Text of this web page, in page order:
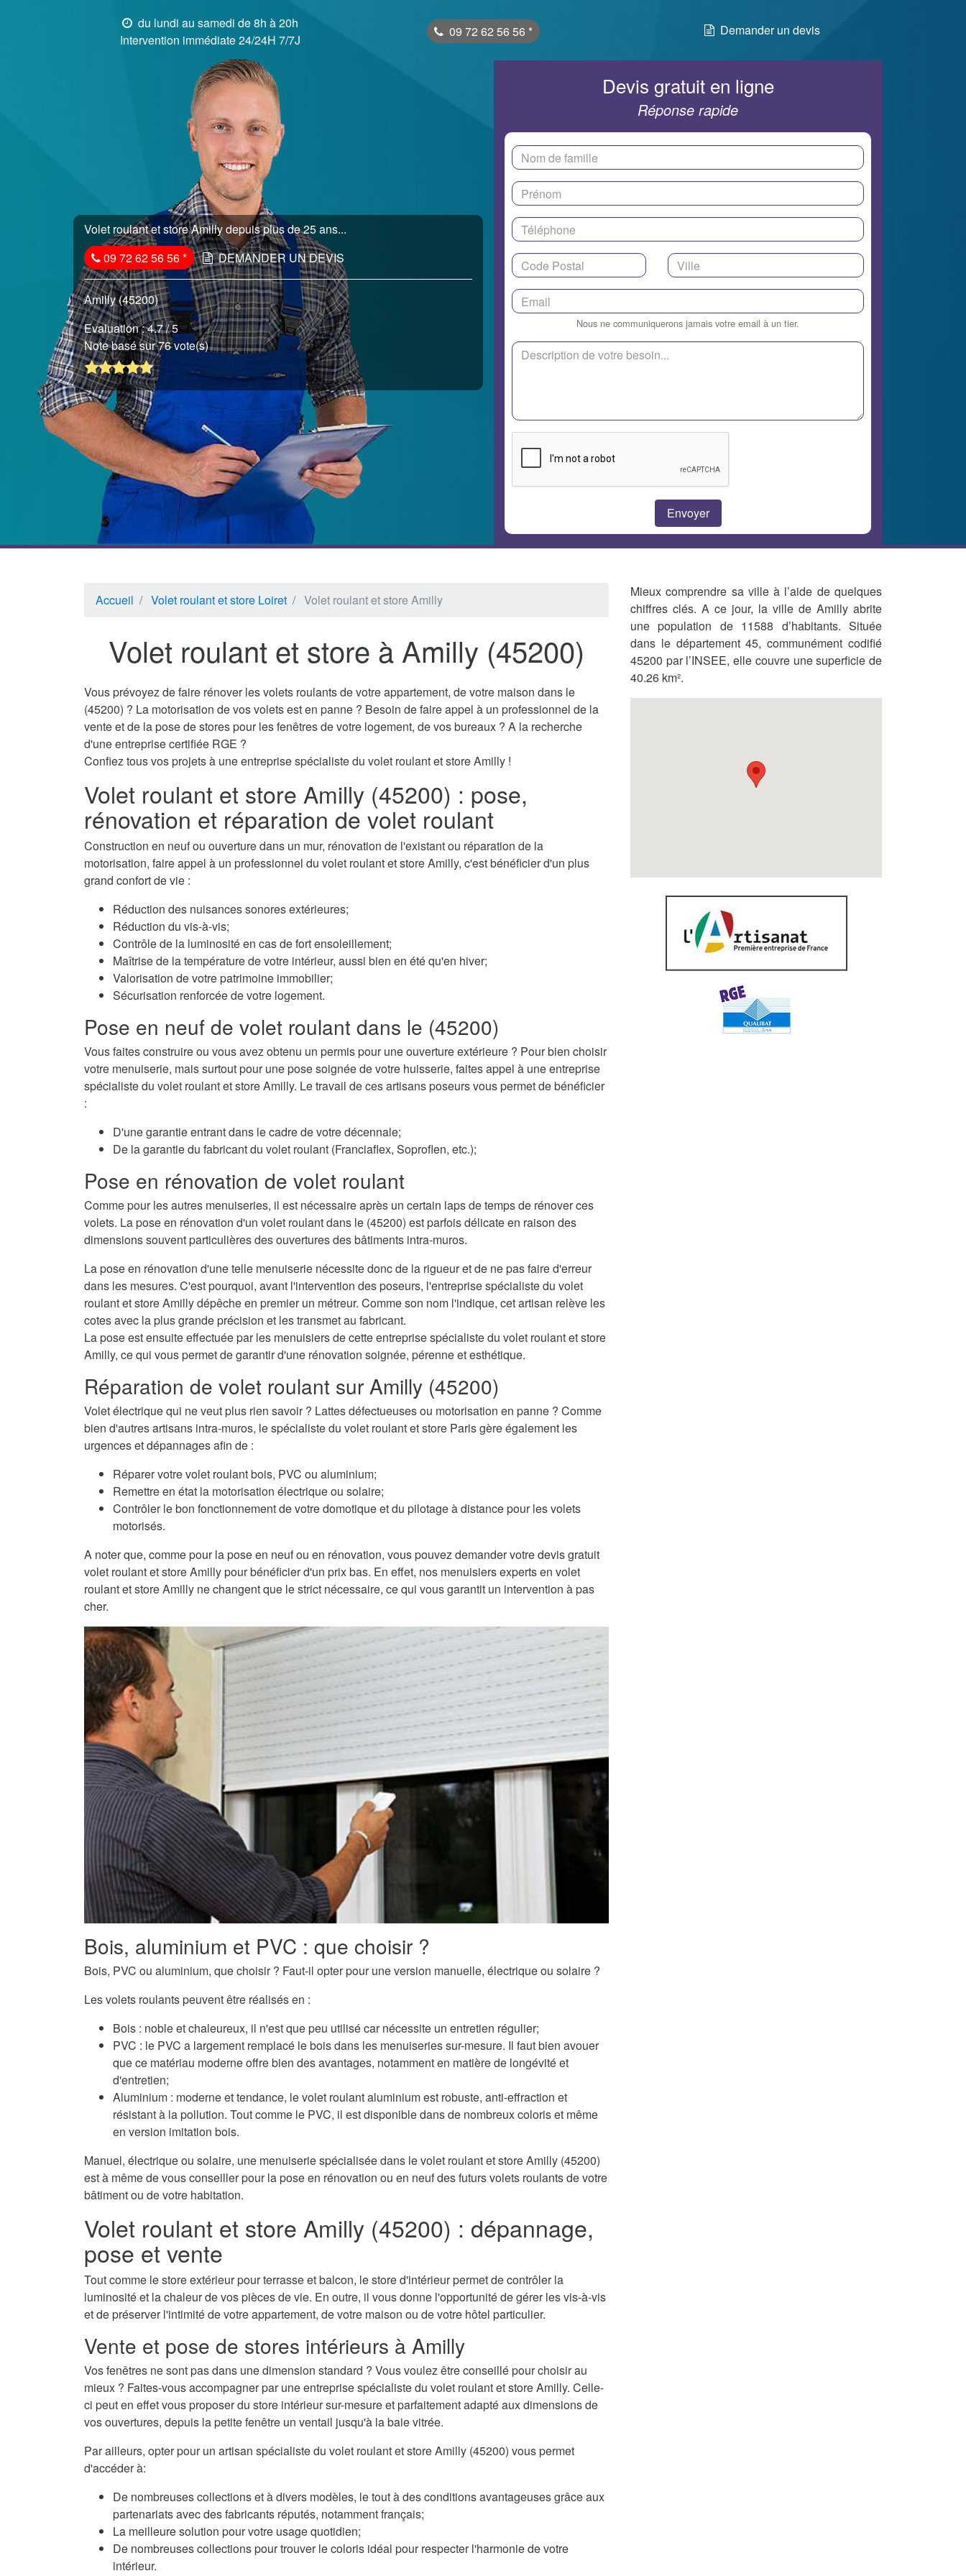
du lundi au samedi de 8h à 20h
Intervention immédiate 24/24H 7/7J
09 72 62 56 56 * Demander un devis
Volet roulant et store Amilly depuis plus de 25 ans...
09 72 62 56 56* DEMANDER UN DEVIS
Amilly (45200)
Evaluation :4.7/ 5
Note basé sur 76 vote(s)
Devis gratuit en ligne
Réponse rapide
Nous ne communiquerons jamais votre email à un tier.
Accueil Volet roulant et store Loiret Volet roulant et store Amilly
Volet roulant et store à Amilly (45200)
Vous prévoyez de faire rénover les volets roulants de votre appartement, de votre maison dans le
(45200) ? La motorisation de vos volets est en panne ? Besoin de faire appel à un professionnel de la
vente et de la pose de stores pour les fenêtres de votre logement, de vos bureaux ? A la recherche
d'une entreprise certifiée RGE ?
Confiez tous vos projets à une entreprise spécialiste du volet roulant et store Amilly !
Volet roulant et store Amilly (45200) : pose,
rénovation et réparation de volet roulant
Construction en neuf ou ouverture dans un mur, rénovation de l'existant ou réparation de la
motorisation, faire appel à un professionnel du volet roulant et store Amilly, c'est bénéficier d'un plus
grand confort de vie :
Réduction des nuisances sonores extérieures;
Réduction du vis-à-vis;
Contrôle de la luminosité en cas de fort ensoleillement;
Maîtrise de la température de votre intérieur, aussi bien en été qu'en hiver;
Valorisation de votre patrimoine immobilier;
Sécurisation renforcée de votre logement.
Pose en neuf de volet roulant dans le (45200)
Vous faites construire ou vous avez obtenu un permis pour une ouverture extérieure ? Pour bien choisir
votre menuiserie, mais surtout pour une pose soignée de votre huisserie, faites appel à une entreprise
spécialiste du volet roulant et store Amilly. Le travail de ces artisans poseurs vous permet de bénéficier
:
D'une garantie entrant dans le cadre de votre décennale;
De la garantie du fabricant du volet roulant (Franciaflex, Soproflen, etc.);
Pose en rénovation de volet roulant
Comme pour les autres menuiseries, il est nécessaire après un certain laps de temps de rénover ces
volets. La pose en rénovation d'un volet roulant dans le (45200) est parfois délicate en raison des
dimensions souvent particulières des ouvertures des bâtiments intra-muros.
La pose en rénovation d'une telle menuiserie nécessite donc de la rigueur et de ne pas faire d'erreur
dans les mesures. C'est pourquoi, avant l'intervention des poseurs, l'entreprise spécialiste du volet
roulant et store Amilly dépêche en premier un métreur. Comme son nom l'indique, cet artisan relève les
cotes avec la plus grande précision et les transmet au fabricant.
La pose est ensuite effectuée par les menuisiers de cette entreprise spécialiste du volet roulant et store
Amilly, ce qui vous permet de garantir d'une rénovation soignée, pérenne et esthétique.
Réparation de volet roulant sur Amilly (45200)
Volet électrique qui ne veut plus rien savoir ? Lattes défectueuses ou motorisation en panne ? Comme
bien d'autres artisans intra-muros, le spécialiste du volet roulant et store Paris gère également les
urgences et dépannages afin de :
Réparer votre volet roulant bois, PVC ou aluminium;
Remettre en état la motorisation électrique ou solaire;
Contrôler le bon fonctionnement de votre domotique et du pilotage à distance pour les volets
motorisés.
A noter que, comme pour la pose en neuf ou en rénovation, vous pouvez demander votre devis gratuit
volet roulant et store Amilly pour bénéficier d'un prix bas. En effet, nos menuisiers experts en volet
roulant et store Amilly ne changent que le strict nécessaire, ce qui vous garantit un intervention à pas
cher.
Bois, aluminium et PVC : que choisir ?
Bois, PVC ou aluminium, que choisir ? Faut-il opter pour une version manuelle, électrique ou solaire ?
Les volets roulants peuvent être réalisés en :
Bois : noble et chaleureux, il n'est que peu utilisé car nécessite un entretien régulier;
PVC : le PVC a largement remplacé le bois dans les menuiseries sur-mesure. Il faut bien avouer
que ce matériau moderne offre bien des avantages, notamment en matière de longévité et
d'entretien;
Aluminium : moderne et tendance, le volet roulant aluminium est robuste, anti-effraction et
résistant à la pollution. Tout comme le PVC, il est disponible dans de nombreux coloris et même
en version imitation bois.
Manuel, électrique ou solaire, une menuiserie spécialisée dans le volet roulant et store Amilly (45200)
est à même de vous conseiller pour la pose en rénovation ou en neuf des futurs volets roulants de votre
bâtiment ou de votre habitation.
Volet roulant et store Amilly (45200) : dépannage,
pose et vente
Tout comme le store extérieur pour terrasse et balcon, le store d'intérieur permet de contrôler la
luminosité et la chaleur de vos pièces de vie. En outre, il vous donne l'opportunité de gérer les vis-à-vis
et de préserver l'intimité de votre appartement, de votre maison ou de votre hôtel particulier.
Vente et pose de stores intérieurs à Amilly
Vos fenêtres ne sont pas dans une dimension standard ? Vous voulez être conseillé pour choisir au
mieux ? Faites-vous accompagner par une entreprise spécialiste du volet roulant et store Amilly. Celle-
ci peut en effet vous proposer du store intérieur sur-mesure et parfaitement adapté aux dimensions de
vos ouvertures, depuis la petite fenêtre un ventail jusqu'à la baie vitrée.
Par ailleurs, opter pour un artisan spécialiste du volet roulant et store Amilly (45200) vous permet
d'accéder à:
De nombreuses collections et à divers modèles, le tout à des conditions avantageuses grâce aux
partenariats avec des fabricants réputés, notamment français;
La meilleure solution pour votre usage quotidien;
De nombreuses collections pour trouver le coloris idéal pour respecter l'harmonie de votre
intérieur.
Mieux comprendre sa ville à l’aide de quelques
chiffres clés. A ce jour, la ville de Amilly abrite
une population de 11588 d’habitants. Située
dans le département 45, communément codifié
45200 par l’INSEE, elle couvre une superficie de
40.26 km².